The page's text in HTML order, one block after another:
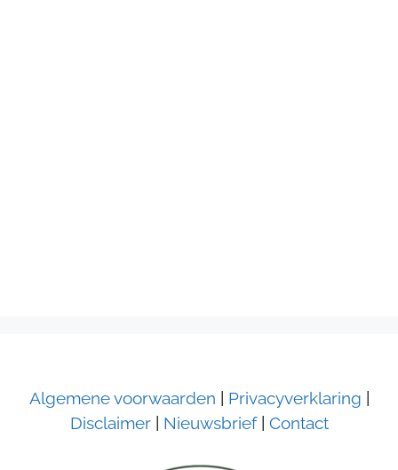
Algemene voorwaarden Privacyverklaring
Disclaimer| Nieuwsbrief| Contact